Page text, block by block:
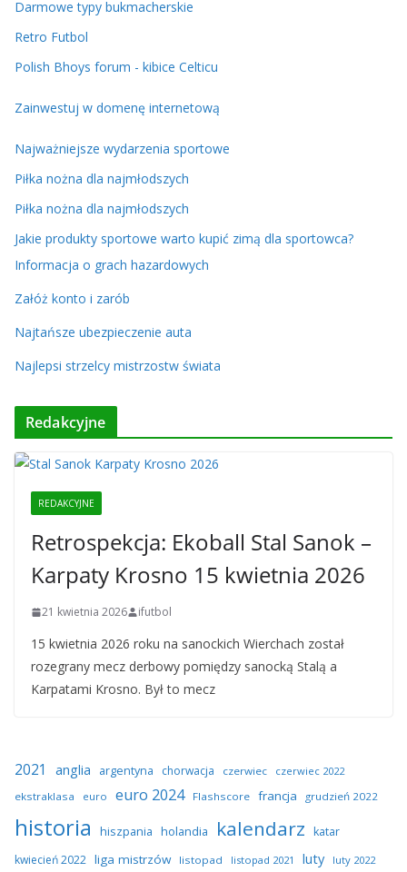
Darmowe typy bukmacherskie
Retro Futbol
Polish Bhoys forum - kibice Celticu
Zainwestuj w domenę internetową
Najważniejsze wydarzenia sportowe
Piłka nożna dla najmłodszych
Piłka nożna dla najmłodszych
Jakie produkty sportowe warto kupić zimą dla sportowca?
Informacja o grach hazardowych
Załóż konto i zarób
Najtańsze ubezpieczenie auta
Najlepsi strzelcy mistrzostw świata
Redakcyjne
REDAKCYJNE
Retrospekcja: Ekoball Stal Sanok –
Karpaty Krosno 15 kwietnia 2026
21 kwietnia 2026 ifutbol
15 kwietnia 2026 roku na sanockich Wierchach został
rozegrany mecz derbowy pomiędzy sanocką Stalą a
Karpatami Krosno. Był to mecz
2021 anglia argentyna chorwacja czerwiec
czerwiec 2022
ekstraklasa
euro euro 2024 Flashscore francja grudzień 2022
historia hiszpania holandia kalendarz katar
kwiecień 2022 liga mistrzów listopad listopad 2021 luty
luty 2022